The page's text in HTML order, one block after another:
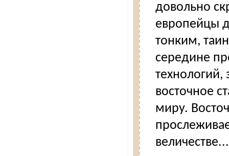
довольно
европейцы
тонким,
середине
технологий,
восточное
миру.
величестве...